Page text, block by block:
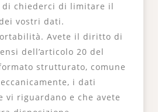
di chiederci di limitare il
vostri dati.
Avete il diritto di
dell’articolo 20 del
strutturato, comune
i dati
vi riguardano e che avete